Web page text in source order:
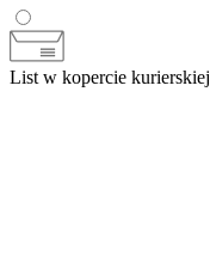
List w kopercie kurierskiej